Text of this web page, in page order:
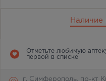
Наличие
Отметьте любимую
первой в списке
г. Симферополь, пр-кт